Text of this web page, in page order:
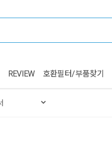
REVIEW 호환필터/부품찾기